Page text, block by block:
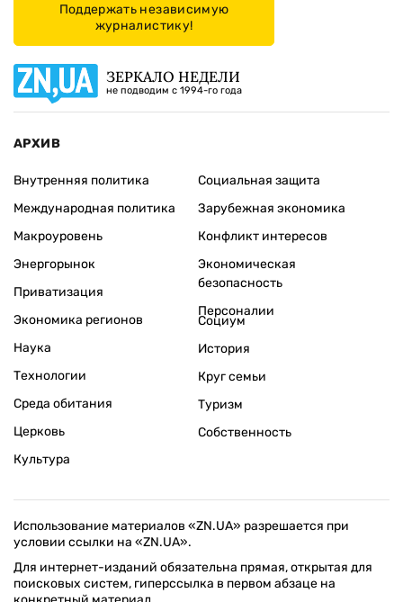
Поддержать независимую
журналистику!
ЗЕРКАЛО НЕДЕЛИ
не подводим с 1994-го года
АРХИВ
Внутренняя политика
Международная политика
Макроуровень
Энергорынок
Приватизация
Экономика регионов
Социальная защита
Зарубежная экономика
Конфликт интересов
Экономическая
безопасность
Персоналии
Наука
Технологии
Среда обитания
Церковь
Культура
Социум
История
Круг семьи
Туризм
Собственность
Использование материалов «ZN.UA» разрешается при
условии ссылки на «ZN.UA».
Для интернет-изданий обязательна прямая, открытая для
поисковых систем, гиперссылка в первом абзаце на